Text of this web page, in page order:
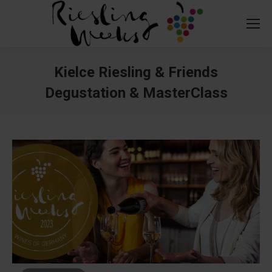
Kielce Riesling & Friends
Degustation & MasterClass